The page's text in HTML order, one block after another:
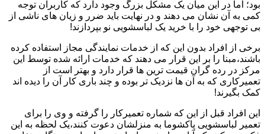
بود؛ اما در این میان یک مشکل بزرگ وجود دارد که کاربران توجه
کمی به آن نشان می دهند و در نهایت باید ضرر و زیان های ناشی از
بی توجهی خود را با خرید یک لباسشویی نو بپردازند!
برخی از افراد بدون این که از خدمات نمایندگی مجاز استفاده کرده
باشند،مبنا را بر این قرار می دهند که خدمات ارائه شده توسط این
مرکز در رده گران قیمت ترین ها قرار دارد و بهتر است از
تعمیرکاری که به آن ها نزدیک تر بوده و چند باری کار آن را دیده اند
کمک بگیرند!
این افراد قبل از این که شماره تعمیرکار را گرفته و وی را برای
تعمیر لباسشویی پاکشوما به منزلشان دعوت کنند،یک لحظه به این